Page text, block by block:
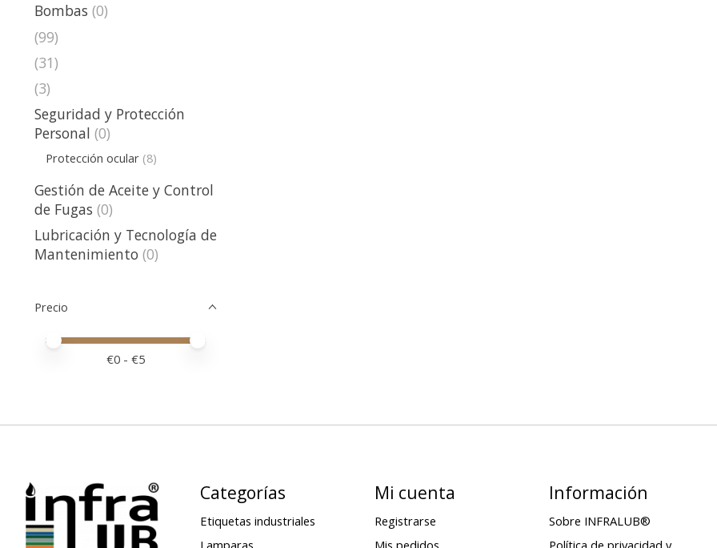
Bombas (0)
(99)
(31)
(3)
Seguridad y Protección
Personal (0)
Protección ocular (8)
Gestión de Aceite y Control
de Fugas (0)
Lubricación y Tecnología de
Mantenimiento (0)
Precio
Price minimum value
Price maximum value
€0 - €5
Categorías
Etiquetas industriales
Lamparas
Mi cuenta
Registrarse
Mis pedidos
Información
Sobre INFRALUB®
Política de privacidad y